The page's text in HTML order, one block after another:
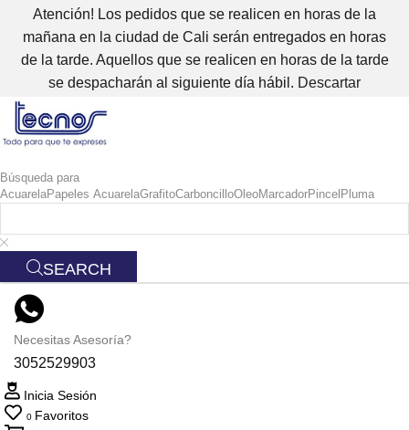
Atención! Los pedidos que se realicen en horas de la
mañana en la ciudad de Cali serán entregados en horas
de la tarde. Aquellos que se realicen en horas de la tarde
se despacharán al siguiente día hábil. Descartar
Búsqueda para
AcuarelaPapeles AcuarelaGrafitoCarboncilloOleoMarcadorPincel Pluma
SEARCH
Necesitas Asesoría?
3052529903
Inicia Sesión
0 Favoritos